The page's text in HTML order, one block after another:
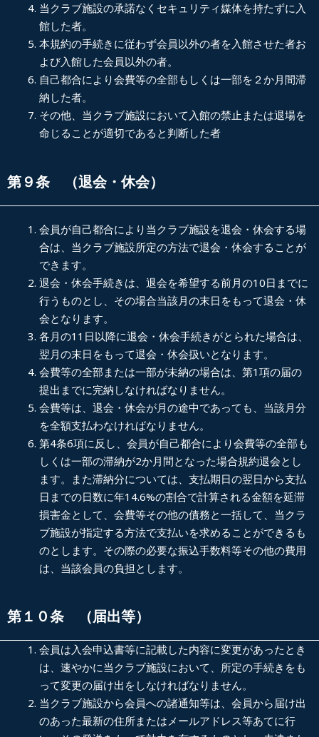
当クラブ施設の承諾なくセキュリティ媒体を持たずに入
館した者。
本規約の手続きに従わず会員以外の者を入館させた者お
よび入館した会員以外の者。
自己都合により会費等の全部もしくは一部を２か月間滞
納した者。
その他、当クラブ施設において入館の禁止または退場を
命じることが適切であると判断した者
第９条 （退会・休会）
会員が自己都合により当クラブ施設を退会・休会する場
合は、当クラブ施設所定の方法で退会・休会することが
できます。
退会・休会手続きは、退会を希望する前月の10日までに
行うものとし、その場合当該月の末日をもって退会・休
会となります。
各月の11日以降に退会・休会手続きがとられた場合は、
翌月の末日をもって退会・休会扱いとなります。
会費等の全部または一部が未納の場合は、第1項の届の
提出までに完納しなければなりません。
会費等は、退会・休会が月の途中であっても、当該月分
を全額支払わなければなりません。
第4条6項に反し、会員が自己都合により会費等の全部も
しくは一部の滞納が2か月間となった場合規約退会とし
ます。また滞納分については、支払期日の翌日から支払
日までの日数に年14.6%の割合で計算される金額を延滞
損害金として、会費等その他の債務と一括して、当クラ
ブ施設が指定する方法で支払いを求めることができるも
のとします。その際の必要な振込手数料等その他の費用
は、当該会員の負担とします。
第１０条 （届出等）
会員は入会申込書等に記載した内容に変更があったとき
は、速やかに当クラブ施設において、所定の手続きをも
って変更の届け出をしなければなりません。
当クラブ施設から会員への諸通知等は、会員から届け出
のあった最新の住所またはメールアドレス等あてに行